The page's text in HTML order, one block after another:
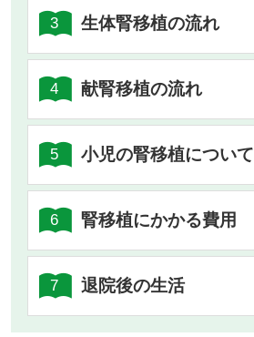
3 生体腎移植の流れ
4 献腎移植の流れ
5 小児の腎移植について
6 腎移植にかかる費用
7 退院後の生活